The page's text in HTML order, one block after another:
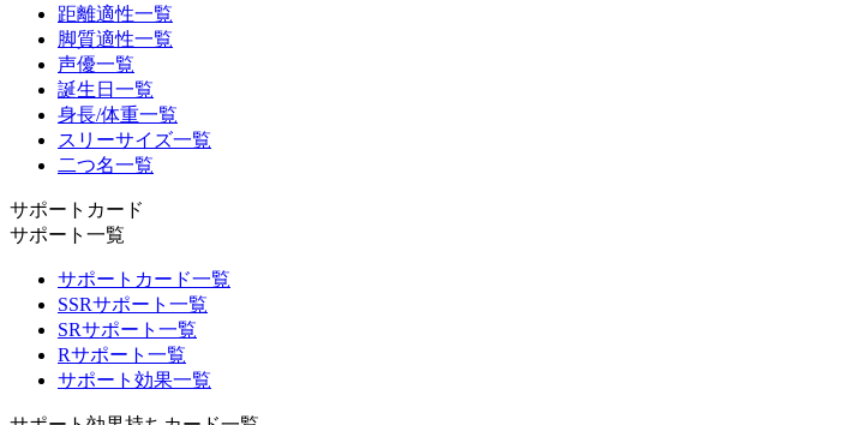
距離適性一覧
脚質適性一覧
声優一覧
誕生日一覧
身長/体重一覧
スリーサイズ一覧
二つ名一覧
サポートカード
サポート一覧
サポートカード一覧
SSRサポート一覧
SRサポート一覧
Rサポート一覧
サポート効果一覧